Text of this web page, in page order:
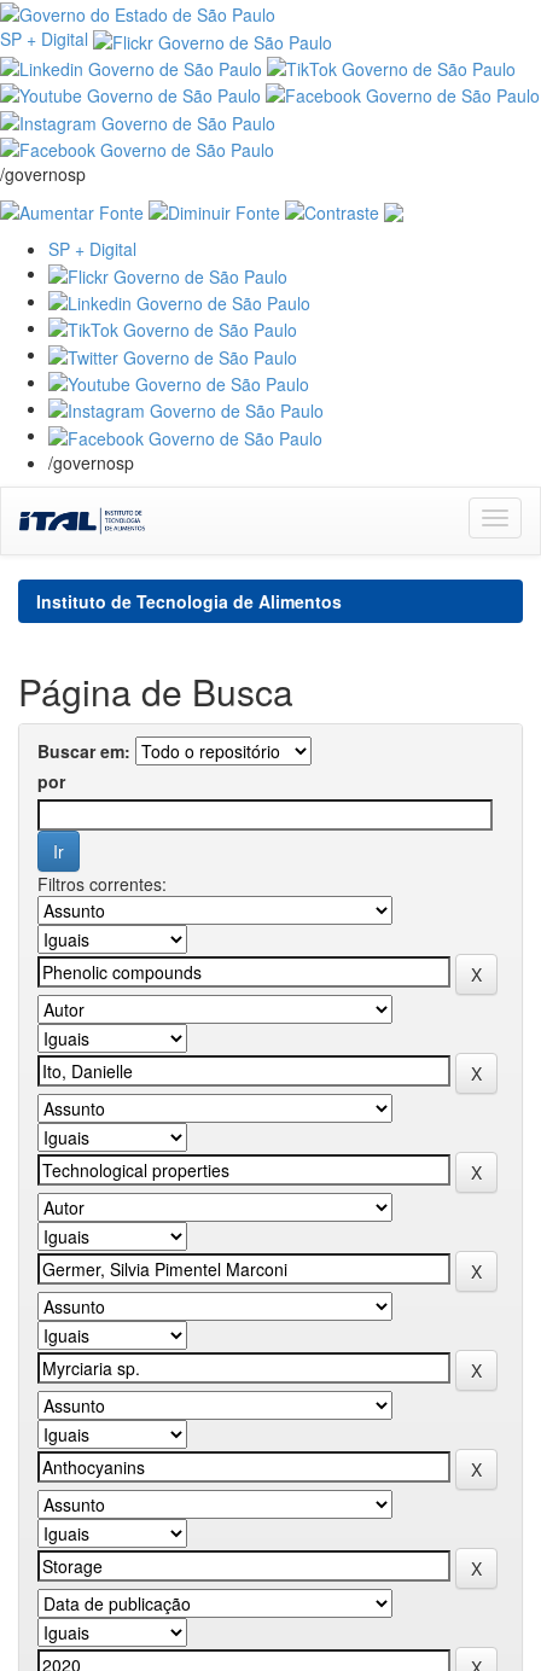
SP + Digital
/governosp
SP + Digital
/governosp
navigation
Instituto de Tecnologia de Alimentos
Página de Busca
Buscar em:
por
Filtros correntes: